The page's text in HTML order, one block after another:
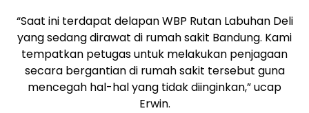
“Saat ini terdapat delapan WBP Rutan Labuhan Deli
yang sedang dirawat di rumah sakit Bandung. Kami
tempatkan petugas untuk melakukan penjagaan
secara bergantian di rumah sakit tersebut guna
mencegah hal-hal yang tidak diinginkan,” ucap
Erwin.